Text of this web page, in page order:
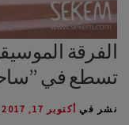
الفرقة
تسطع في
نشر في أكتوبر 17, 2017